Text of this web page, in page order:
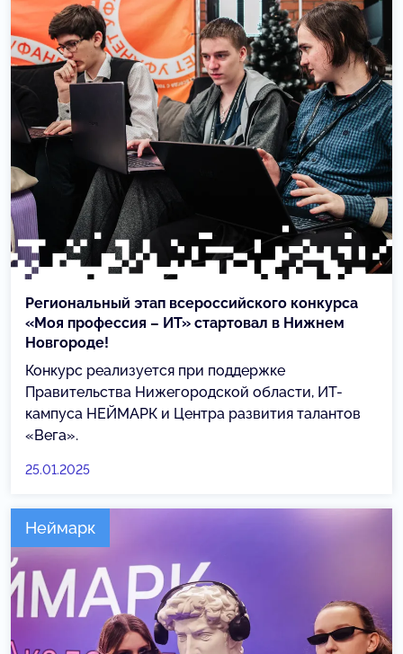
Региональный этап всероссийского конкурса
«Моя профессия – ИТ» стартовал в Нижнем
Новгороде!
Конкурс реализуется при поддержке
Правительства Нижегородской области, ИТ-
кампуса НЕЙМАРК и Центра развития талантов
«Вега».
25.01.2025
Неймарк